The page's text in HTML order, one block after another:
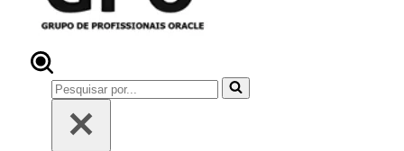
Pesquisar
por...